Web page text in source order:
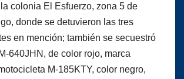
colonia El Esfuerzo, zona 5 de
donde se detuvieron las tres
en mención; también se secuestró
640JHN, de color rojo, marca
M-185KTY, color negro,